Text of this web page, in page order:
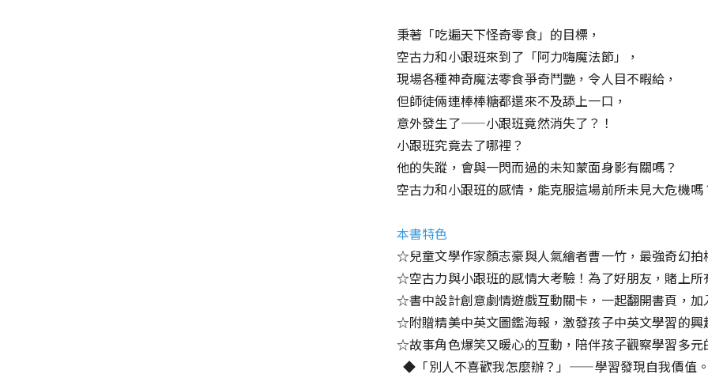
秉著「吃遍天下怪奇零食」的目標，
空古力和小跟班來到了「阿力嗨魔法節」，
現場各種神奇魔法零食爭奇鬥艷，令人目不暇給，
但師徒倆連棒棒糖都還來不及舔上一口，
意外發生了——小跟班竟然消失了？！
小跟班究竟去了哪裡？
他的失蹤，會與一閃而過的未知蒙面身影有關嗎？
空古力和小跟班的感情，能克服這場前所未見大危機嗎
本書特色
☆兒童文學作家顏志豪與人氣繪者曹一竹，最強奇幻
☆空古力與小跟班的感情大考驗！為了好朋友，賭上所
☆書中設計創意劇情遊戲互動關卡，一起翻開書頁，加
☆附贈精美中英文圖鑑海報，激發孩子中英文學習的興
☆故事角色爆笑又暖心的互動，陪伴孩子觀察學習多元
◆「別人不喜歡我怎麼辦？」——學習發現自我價值